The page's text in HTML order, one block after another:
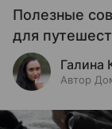
Полезные
для
Галина
Автор